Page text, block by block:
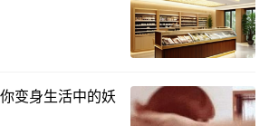
变身生活中的妖